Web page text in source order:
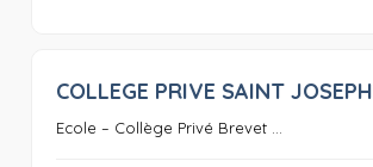
COLLEGE PRIVE SAINT JOSEPH
Ecole – Collège Privé Brevet ...